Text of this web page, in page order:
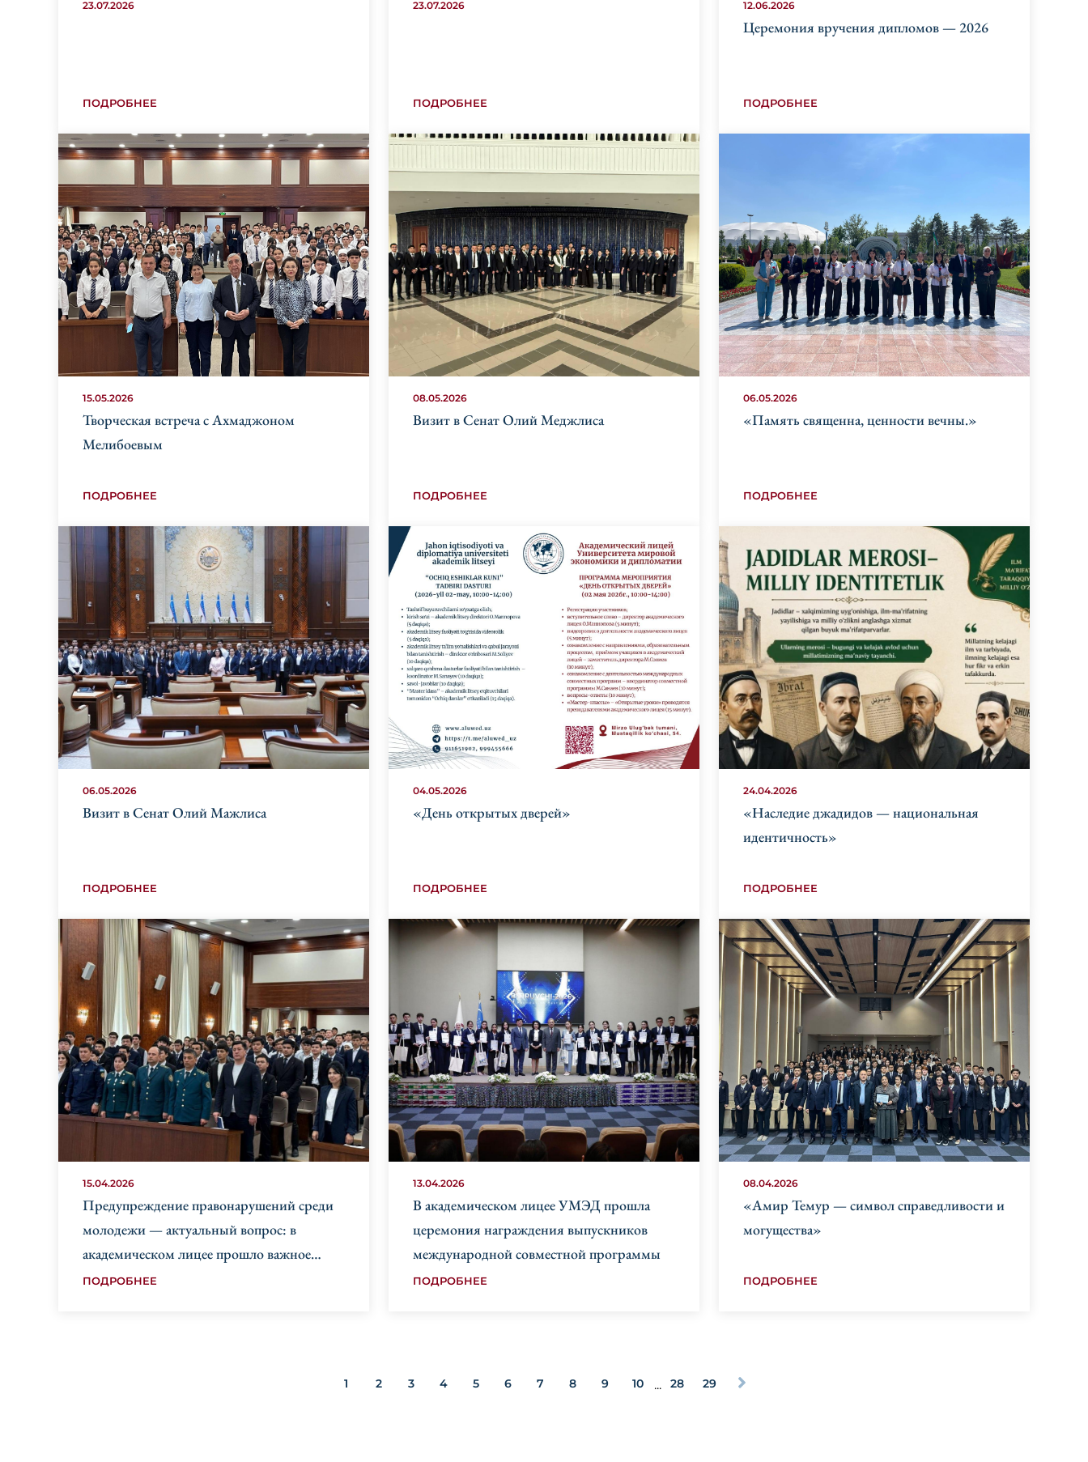
23.07.2026
ПОДРОБНЕЕ
23.07.2026
ПОДРОБНЕЕ
12.06.2026
Церемония вручения дипломов — 2026
ПОДРОБНЕЕ
15.05.2026
Творческая встреча с Ахмаджоном
Мелибоевым
ПОДРОБНЕЕ
08.05.2026
Визит в Сенат Олий Меджлиса
ПОДРОБНЕЕ
06.05.2026
«Память священна, ценности вечны.»
ПОДРОБНЕЕ
06.05.2026
Визит в Сенат Олий Мажлиса
ПОДРОБНЕЕ
04.05.2026
«День открытых дверей»
ПОДРОБНЕЕ
24.04.2026
«Наследие джадидов — национальная
идентичность»
ПОДРОБНЕЕ
15.04.2026
Предупреждение правонарушений среди
молодежи — актуальный вопрос: в
академическом лицее прошло важное
профилактическое мероприятие.
ПОДРОБНЕЕ
13.04.2026
В академическом лицее УМЭД прошла
церемония награждения выпускников
международной совместной программы
ПОДРОБНЕЕ
08.04.2026
«Амир Темур — символ справедливости и
могущества»
ПОДРОБНЕЕ
1 2 3 4 5 6 7 8 9 10 ... 28 29